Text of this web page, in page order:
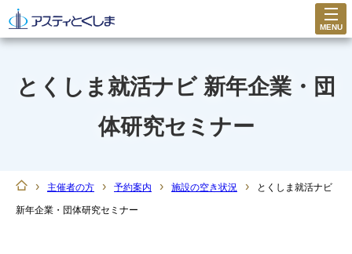
MENU
とくしま就活ナビ 新年企業・団
体研究セミナー
› 主催者の方 › 予約案内 › 施設の空き状況 › とくしま就活ナビ
新年企業・団体研究セミナー